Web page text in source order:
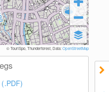
© TouriSpo, Thunderforest, Data:OpenStreetMap